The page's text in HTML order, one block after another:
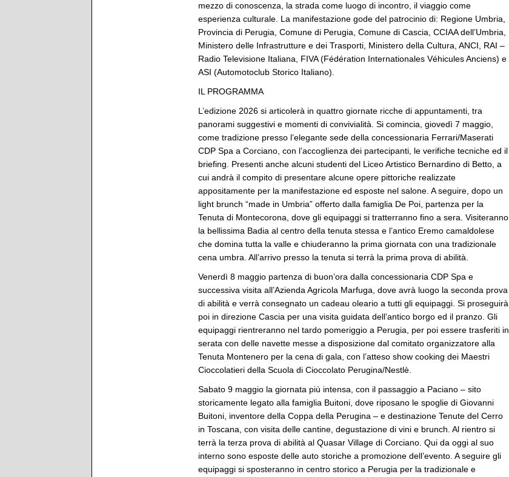
mezzo di conoscenza, la strada come luogo di incontro, il viaggio come
esperienza culturale. La manifestazione gode del patrocinio di: Regione Umbria,
Provincia di Perugia, Comune di Perugia, Comune di Cascia, CCIAA dell’Umbria,
Ministero delle Infrastrutture e dei Trasporti, Ministero della Cultura, ANCI, RAI –
Radio Televisione Italiana, FIVA (Fédération Internationales Véhicules Anciens) e
ASI (Automotoclub Storico Italiano).
IL PROGRAMMA
L’edizione 2026 si articolerà in quattro giornate ricche di appuntamenti, tra
panorami suggestivi e momenti di convivialità. Si comincia, giovedì 7 maggio,
come tradizione presso l’elegante sede della concessionaria Ferrari/Maserati
CDP Spa a Corciano, con l’accoglienza dei partecipanti, le verifiche tecniche ed il
briefing. Presenti anche alcuni studenti del Liceo Artistico Bernardino di Betto, a
cui andrà il compito di presentare alcune opere pittoriche realizzate
appositamente per la manifestazione ed esposte nel salone. A seguire, dopo un
light brunch “made in Umbria” offerto dalla famiglia De Poi, partenza per la
Tenuta di Montecorona, dove gli equipaggi si tratterranno fino a sera. Visiteranno
la bellissima Badia al centro della tenuta stessa e l’antico Eremo camaldolese
che domina tutta la valle e chiuderanno la prima giornata con una tradizionale
cena umbra. All’arrivo presso la tenuta si terrà la prima prova di abilità.
Venerdì 8 maggio partenza di buon’ora dalla concessionaria CDP Spa e
successiva visita all’Azienda Agricola Marfuga, dove avrà luogo la seconda prova
di abilità e verrà consegnato un cadeau oleario a tutti gli equipaggi. Si proseguirà
poi in direzione Cascia per una visita guidata dell’antico borgo ed il pranzo. Gli
equipaggi rientreranno nel tardo pomeriggio a Perugia, per poi essere trasferiti in
serata con delle navette messe a disposizione dal comitato organizzatore alla
Tenuta Montenero per la cena di gala, con l’atteso show cooking dei Maestri
Cioccolatieri della Scuola di Cioccolato Perugina/Nestlè.
Sabato 9 maggio la giornata più intensa, con il passaggio a Paciano – sito
storicamente legato alla famiglia Buitoni, dove riposano le spoglie di Giovanni
Buitoni, inventore della Coppa della Perugina – e destinazione Tenute del Cerro
in Toscana, con visita delle cantine, degustazione di vini e brunch. Al rientro si
terrà la terza prova di abilità al Quasar Village di Corciano. Qui da oggi al suo
interno sono esposte delle auto storiche a promozione dell’evento. A seguire gli
equipaggi si sposteranno in centro storico a Perugia per la tradizionale e